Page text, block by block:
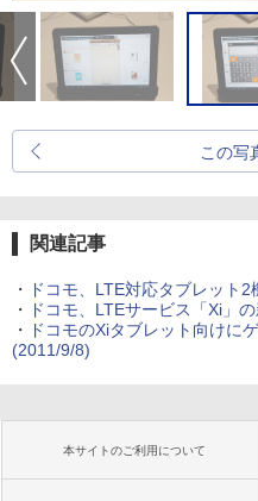
この写
関連記事
・ ドコモ、LTE対応タブレット2
・
ドコモ、LTEサービス「Xi」
・
ドコモのXiタブレット向けに
(2011/9/8)
本サイトのご利用について